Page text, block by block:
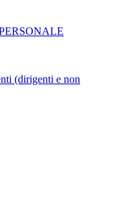
(dirigenti e non